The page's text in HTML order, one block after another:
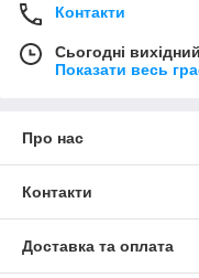
Контакти
Сьогодні вихідний
Показати весь
Про нас
Контакти
Доставка та оплата